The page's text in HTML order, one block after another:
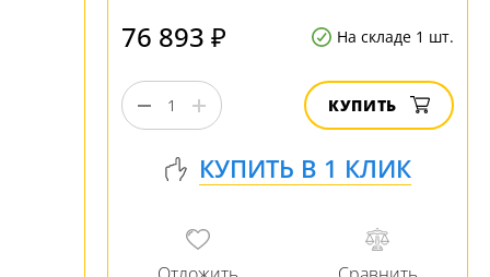
76 893 ₽ На складе 1 шт.
КУПИТЬ